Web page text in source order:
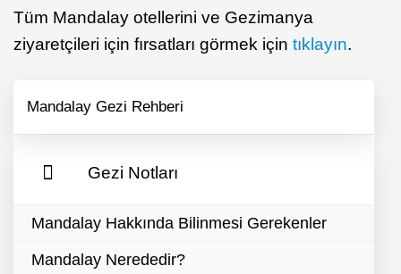
Tüm Mandalay otellerini ve Gezimanya
ziyaretçileri için fırsatları görmek için tıklayın.
Mandalay Gezi Rehberi
Gezi Notları
Mandalay Hakkında Bilinmesi Gerekenler
Mandalay Nerededir?